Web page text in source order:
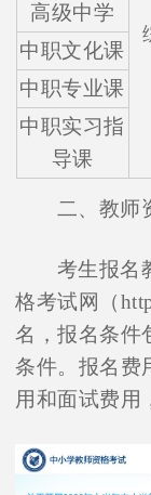
高级中学
中职文化课
中职专业课
中职实习指
导课
二、教师
考生报名
格考试网（
名，报名条件
条件。报名费
用和面试费用